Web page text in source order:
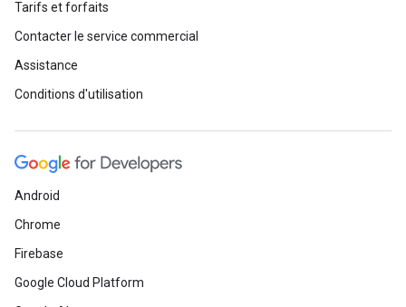
Tarifs et forfaits
Contacter le service commercial
Assistance
Conditions d'utilisation
Android
Chrome
Firebase
Google Cloud Platform